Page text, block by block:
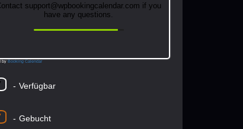
support@wpbookingcalendar.com if you
have any questions.
by Booking Calendar
- Verfügbar
- Gebucht